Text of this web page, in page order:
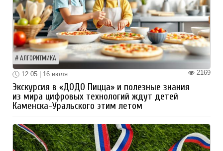
АЛГОРИТМИКА
2169
12:05 | 16 июля
Экскурсия в «ДОДО Пицца» и полезные знания
из мира цифровых технологий ждут детей
Каменска-Уральского этим летом